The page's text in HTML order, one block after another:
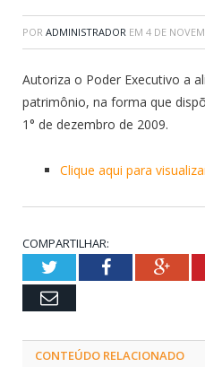
POR ADMINISTRADOR EM 4 DE
Autoriza o Poder Executivo a
patrimônio, na forma que
1° de dezembro de 2009.
Clique aqui para
COMPARTILHAR:
TwitterFacebook
Email
CONTEÚDO RELACIONADO